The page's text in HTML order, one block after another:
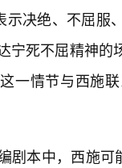
示决绝、不屈
宁死不屈精神
一情节与西施
剧本中，西施可